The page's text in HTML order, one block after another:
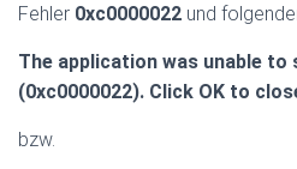
Fehler 0xc0000022 und
The application was unable
(0xc0000022). Click OK to
bzw.